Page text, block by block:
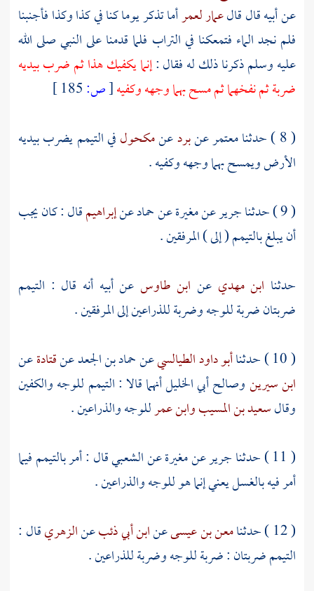
عن أبيه قال قالعمارلعمرأما تذكر يوما كنا في كذا وكذا فأجنبنا
فلم نجد الماء فتمعكنا في التراب فلما قدمنا على النبي صلى الله
عليه وسلم ذكرنا ذلك له فقال :إنما يكفيك هذا ثم ضرب بيديه
ضربة ثم نفخهما ثم مسح بهما وجهه وكفيه[ص:
( 8 ) حدثنا
معتمرعنبردعنمكحولفي التيمم يضرب بيديه
الأرض ويمسح بهما وجهه وكفيه .
( 9 ) حدثنا
جريرعنمغيرةعنحمادعنإبراهيمقال : كان يجب
أن يبلغ بالتيمم ( إلى ) المرفقين .
حدثنا ابن مهديعن ابن طاوس عن أبيه أنه قال : التيمم
ضربتان ضربة للوجه وضربة للذراعين إلى المرفقين .
( 10 ) حدثنا
أبو داود الطيالسيعنحماد بن الجعدعنقتادةعن
ابن سيرينوصالح أبي الخليلأنهما قالا : التيمم للوجه والكفين
وقالسعيد بن المسيبوابن عمرللوجه والذراعين .
( 11 ) حدثنا
جريرعنمغيرةعنالشعبيقال : أمر بالتيمم فيما
أمر فيه بالغسل يعني إنما هو للوجه والذراعين .
( 12 ) حدثنا
معن بن عيسىعنابن أبي ذئبعنالزهريقال :
التيمم ضربتان : ضربة للوجه وضربة للذراعين .